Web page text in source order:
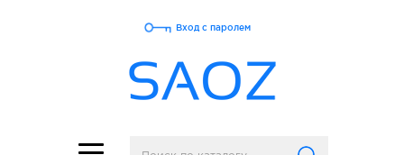
Toggle
Вход с паролем